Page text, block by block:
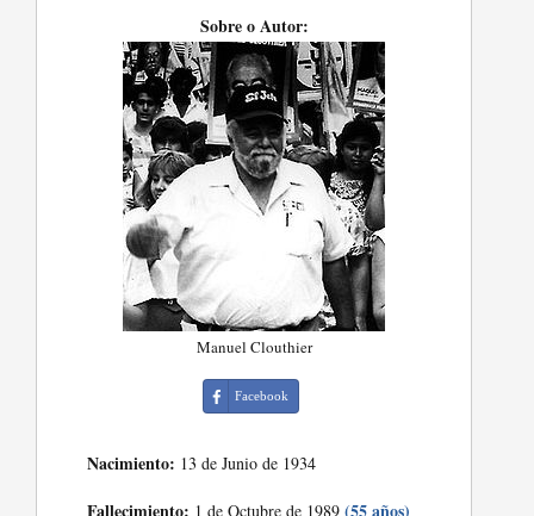
Sobre o Autor:
Manuel Clouthier
Facebook
Nacimiento: 13 de Junio de 1934
Fallecimiento: 1 de Octubre de 1989(55 años)